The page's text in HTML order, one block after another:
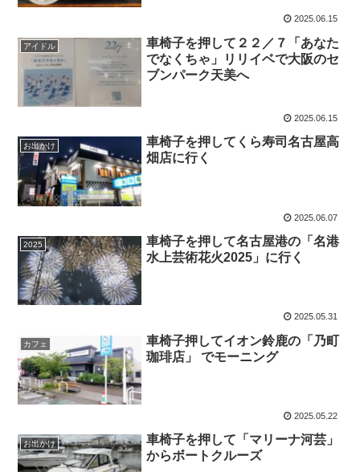
2025.06.15
アイドル
車椅子を押して２２／７「あなた
でなくちゃ」リリイベで大阪のセ
ブンパーク天美へ
2025.06.15
お出かけ
車椅子を押してくら寿司名古屋高
畑店に行く
2025.06.07
2025
車椅子を押して名古屋港の「名港
水上芸術花火2025」に行く
2025.05.31
カフェ
車椅子押してイオン鈴鹿の「乃町
珈琲店」 でモーニング
2025.05.22
お出かけ
車椅子を押して「マリーナ河芸」
からボートクルーズ